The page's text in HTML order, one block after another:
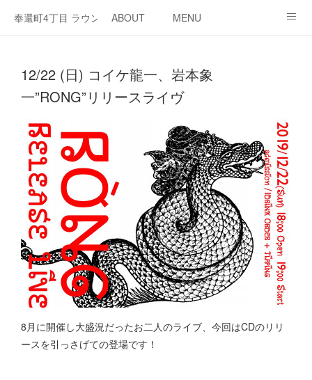
奉還町4丁目 ラウンジ・カド
ABOUT MENU
12/22 (日) コイケ龍一、岩本象
一”RONG”リリースライヴ
8月に開催し大盛況だったお二人のライブ、今回はCDのリリ
ースを引っさげての登場です！